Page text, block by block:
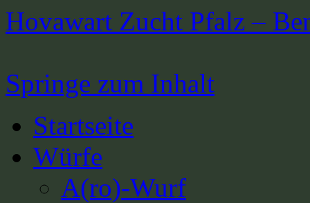
Hovawart Zucht Pfalz –
Springe zum Inhalt
Startseite
Würfe
A(ro)-Wurf